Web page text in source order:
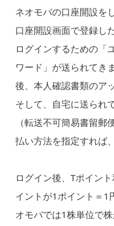
ネオモバの口座開設を
口座開設画面で登録し
ログインするための「
ワード」が送られてき
後、本人確認書類のア
そして、自宅に送られ
（転送不可簡易書留
払い方法を指定すれば
ログイン後、Tポイン
イントが1ポイント＝1
オモバでは1株単位で